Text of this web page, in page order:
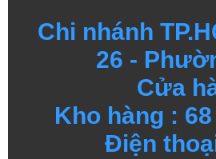
Chi nhánh
26 -
Cửa
Kho hàng :
Điện